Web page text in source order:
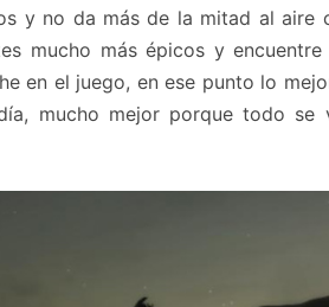
y no da más de la mitad al aire
mucho más épicos y
en el juego, en ese punto lo
mucho mejor porque todo se